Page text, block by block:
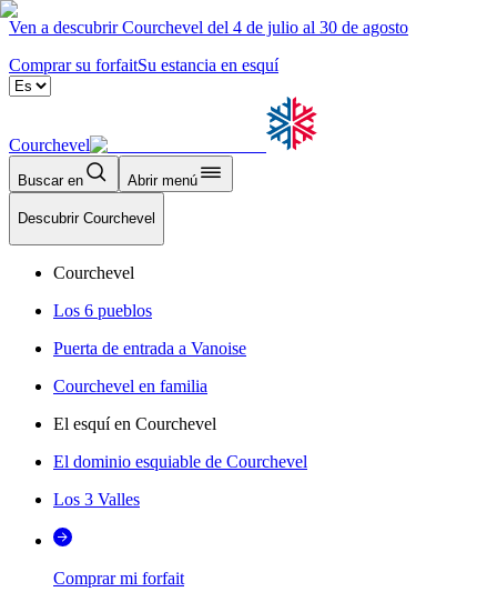
Ven a descubrir Courchevel del 4 de julio al 30 de agosto
Comprar su forfaitSu estancia en esquí
Courchevel
Buscar en Abrir menú
Descubrir Courchevel
Courchevel
Los 6 pueblos
Puerta de entrada a Vanoise
Courchevel en familia
El esquí en Courchevel
El dominio esquiable de Courchevel
Los 3 Valles
Comprar mi forfait